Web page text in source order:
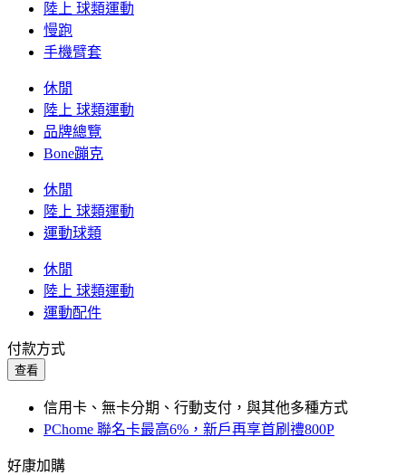
陸上 球類運動
慢跑
手機臂套
休閒
陸上 球類運動
品牌總覽
Bone蹦克
休閒
陸上 球類運動
運動球類
休閒
陸上 球類運動
運動配件
付款方式
查看
信用卡、無卡分期、行動支付，與其他多種方式
PChome 聯名卡最高6%，新戶再享首刷禮800P
好康加購